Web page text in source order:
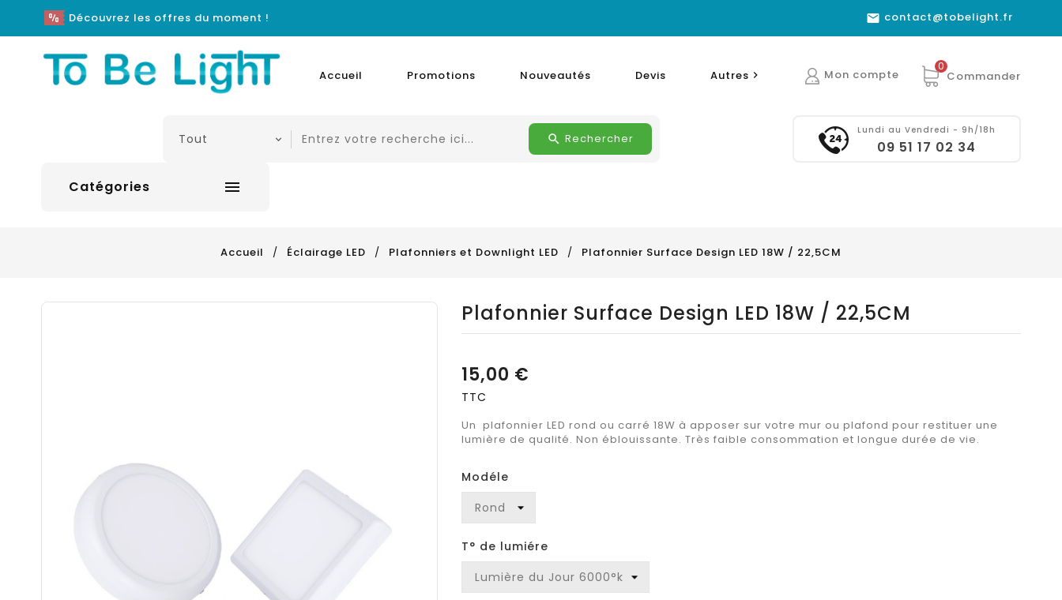
Découvrez les offres du moment !  contact@tobelight.fr
Accueil Promotions Nouveautés Devis Autres  Commander
0
Mon compte
Lundi au Vendredi - 9h/18h
09 51 17 02 34
Rechercher
Catégories 
Accueil Éclairage LED Plafonniers et Downlight LED Plafonnier Surface Design LED 18W / 22,5CM
Plafonnier Surface Design LED 18W / 22,5CM
15,00 €
TTC
Un plafonnier LED rond ou carré 18W à apposer sur votre mur ou plafond pour restituer une
lumière de qualité. Non éblouissante. Très faible consommation et longue durée de vie.
Modéle
T° de lumiére